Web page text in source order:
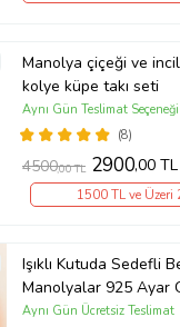
Manolya çiçeği ve
kolye küpe takı seti
(8)
Aynı Gün Teslimat Seçeneği
4500,00 TL 2900,00 TL
1500 TL ve
Işıklı Kutuda Sedefli
Manolyalar 925 Ayar
Kolye Küpe Takı Seti
Aynı Gün Ücretsiz Teslimat